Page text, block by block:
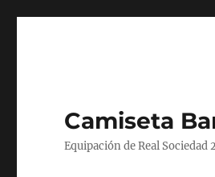
Camiseta
Equipación de Real